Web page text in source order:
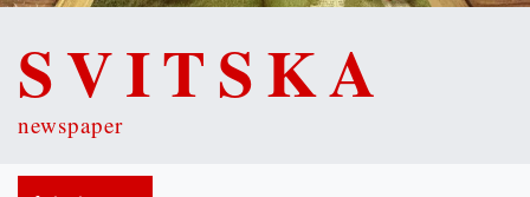
SVITSKA
newspaper